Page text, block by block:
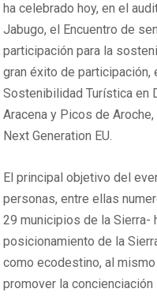
ha celebrado hoy, en el
Jabugo, el Encuentro de
participación para la
gran éxito de participación,
Sostenibilidad Turística en
Aracena y Picos de
Next Generation EU.
El principal objetivo del
personas, entre ellas
29 municipios de la Sierra-
posicionamiento de la
como ecodestino, al
promover la